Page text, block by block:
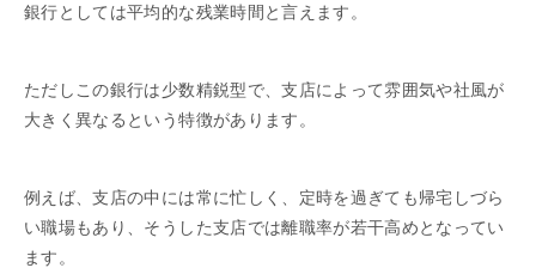
銀行としては平均的な残業時間と言えます。
ただしこの銀行は少数精鋭型で、支店によって雰囲気や社風が
大きく異なるという特徴があります。
例えば、支店の中には常に忙しく、定時を過ぎても帰宅しづら
い職場もあり、そうした支店では離職率が若干高めとなってい
ます。